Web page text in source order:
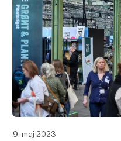
• Årets Kok
9. maj 2023